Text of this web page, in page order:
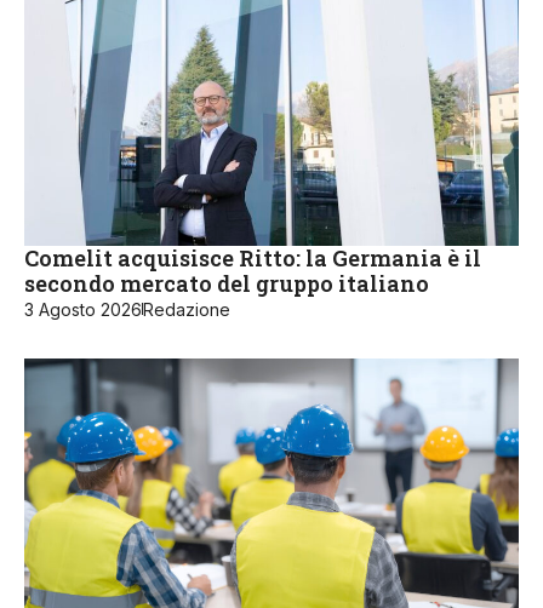
Comelit acquisisce Ritto: la Germania è il
secondo mercato del gruppo italiano
3 Agosto 2026Redazione